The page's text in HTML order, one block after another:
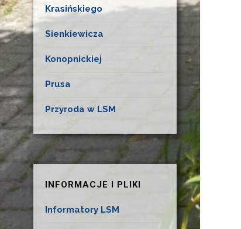
Krasińskiego
Sienkiewicza
Konopnickiej
Prusa
Przyroda w LSM
INFORMACJE I PLIKI
Informatory LSM